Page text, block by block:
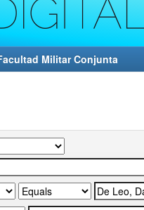
Militar Conjunta